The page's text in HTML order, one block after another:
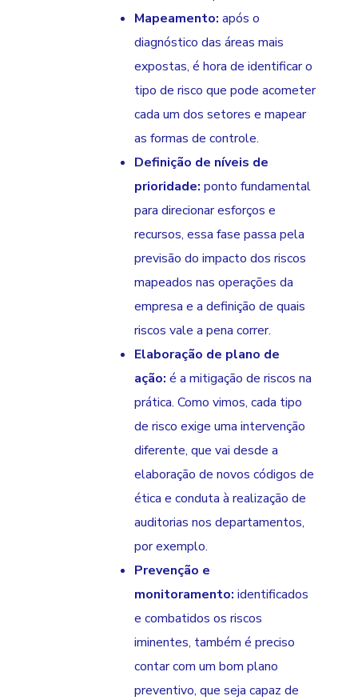
Mapeamento: após o
diagnóstico das áreas mais
expostas, é hora de identificar o
tipo de risco que pode acometer
cada um dos setores e mapear
as formas de controle.
Definição de níveis de
prioridade: ponto fundamental
para direcionar esforços e
recursos, essa fase passa pela
previsão do impacto dos riscos
mapeados nas operações da
empresa e a definição de quais
riscos vale a pena correr.
Elaboração de plano de
ação: é a mitigação de riscos na
prática. Como vimos, cada tipo
de risco exige uma intervenção
diferente, que vai desde a
elaboração de novos códigos de
ética e conduta à realização de
auditorias nos departamentos,
por exemplo.
Prevenção e
monitoramento: identificados
e combatidos os riscos
iminentes, também é preciso
contar com um bom plano
preventivo, que seja capaz de